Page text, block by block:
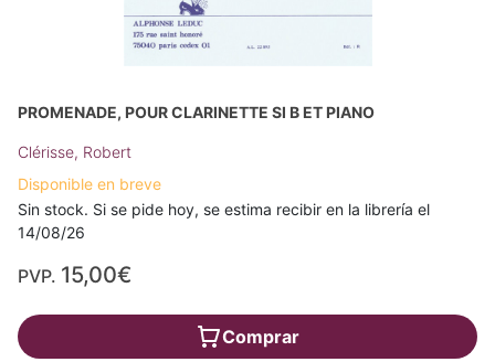
PROMENADE, POUR CLARINETTE SI B ET PIANO
Clérisse, Robert
Disponible en breve
Sin stock. Si se pide hoy, se estima recibir en la librería el
14/08/26
PVP. 15,00€
Comprar